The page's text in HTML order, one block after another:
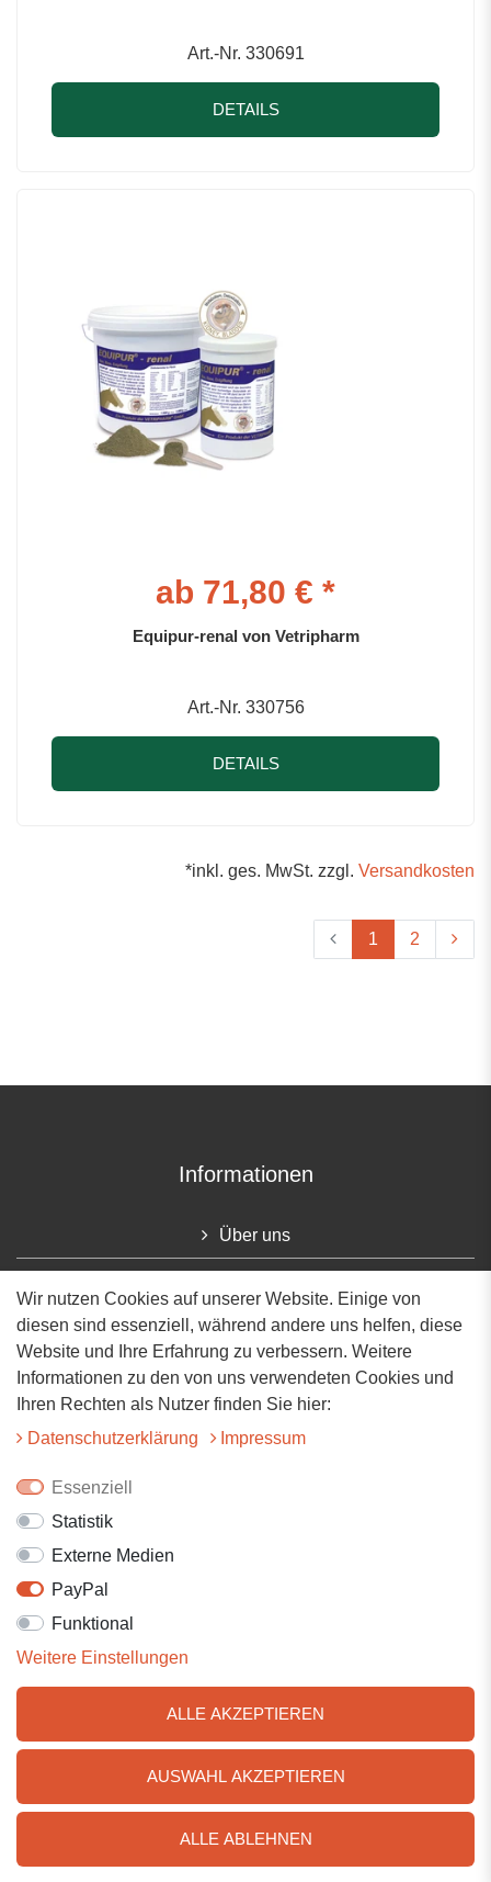
Art.-Nr. 330691
DETAILS
ab 71,80 € *
Equipur-renal von Vetripharm
Art.-Nr. 330756
DETAILS
*inkl. ges. MwSt. zzgl. Versandkosten
1 2
Informationen
Über uns
Newsletteranmeldung
Kontakt
AGB
Impressum
VERTRAG WIDERRUFEN
Zahlen Sie bequem per
Wir nutzen Cookies auf unserer Website. Einige von
diesen sind essenziell, während andere uns helfen, diese
Website und Ihre Erfahrung zu verbessern. Weitere
Informationen zu den von uns verwendeten Cookies und
Ihren Rechten als Nutzer finden Sie hier:
Daten­schutz­erklärung
Impressum
Essenziell
Statistik
Externe Medien
PayPal
Funktional
Weitere Einstellungen
ALLE AKZEPTIEREN
AUSWAHL AKZEPTIEREN
ALLE ABLEHNEN